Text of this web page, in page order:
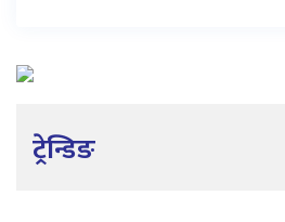
ट्रेन्डिङ